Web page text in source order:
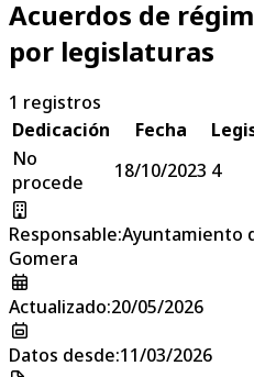
Acuerdos de
por legislaturas
1 registros
Dedicación
Fecha
No
procede
18/10/2023 4
Responsable:Ayuntamiento
Gomera
Actualizado:20/05/2026
Datos desde:11/03/2026